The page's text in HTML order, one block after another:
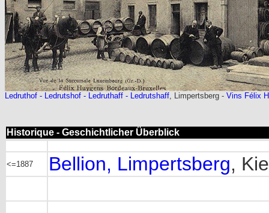
Ledruthof - Ledrutshof - Ledruthaff - Ledrutshaff, Limpertsberg - Vins Félix
Historique - Geschichtlicher Überblick
<=1887 Bellion, Limpertsberg,